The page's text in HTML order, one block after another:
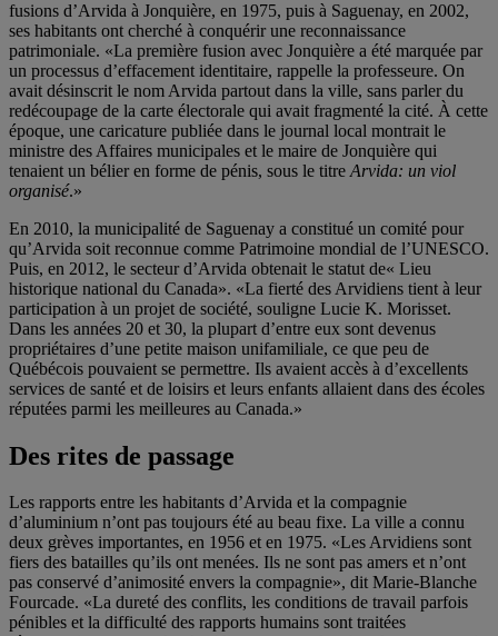
fusions d’Arvida à Jonquière, en 1975, puis à Saguenay, en 2002,
ses habitants ont cherché à conquérir une reconnaissance
patrimoniale. «La première fusion avec Jonquière a été marquée par
un processus d’effacement identitaire, rappelle la professeure. On
avait désinscrit le nom Arvida partout dans la ville, sans parler du
redécoupage de la carte électorale qui avait fragmenté la cité. À cette
époque, une caricature publiée dans le journal local montrait le
ministre des Affaires municipales et le maire de Jonquière qui
tenaient un bélier en forme de pénis, sous le titre Arvida: un viol
organisé.»
En 2010, la municipalité de Saguenay a constitué un comité pour
qu’Arvida soit reconnue comme Patrimoine mondial de l’UNESCO.
Puis, en 2012, le secteur d’Arvida obtenait le statut de« Lieu
historique national du Canada». «La fierté des Arvidiens tient à leur
participation à un projet de société, souligne Lucie K. Morisset.
Dans les années 20 et 30, la plupart d’entre eux sont devenus
propriétaires d’une petite maison unifamiliale, ce que peu de
Québécois pouvaient se permettre. Ils avaient accès à d’excellents
services de santé et de loisirs et leurs enfants allaient dans des écoles
réputées parmi les meilleures au Canada.»
Des rites de passage
Les rapports entre les habitants d’Arvida et la compagnie
d’aluminium n’ont pas toujours été au beau fixe. La ville a connu
deux grèves importantes, en 1956 et en 1975. «Les Arvidiens sont
fiers des batailles qu’ils ont menées. Ils ne sont pas amers et n’ont
pas conservé d’animosité envers la compagnie», dit Marie-Blanche
Fourcade. «La dureté des conflits, les conditions de travail parfois
pénibles et la difficulté des rapports humains sont traitées